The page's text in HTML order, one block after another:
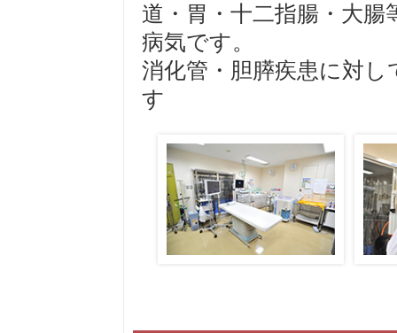
道・胃・十二指腸・大
病気です。
消化管・胆膵疾患に対
す